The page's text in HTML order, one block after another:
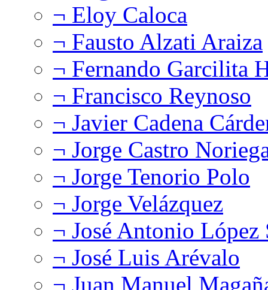
¬ Eloy Caloca
¬ Fausto Alzati Araiza
¬ Fernando Garcilita
¬ Francisco Reynoso
¬ Javier Cadena
¬ Jorge Castro
¬ Jorge Tenorio Polo
¬ Jorge Velázquez
¬ José Antonio López
¬ José Luis Arévalo
¬ Juan Manuel